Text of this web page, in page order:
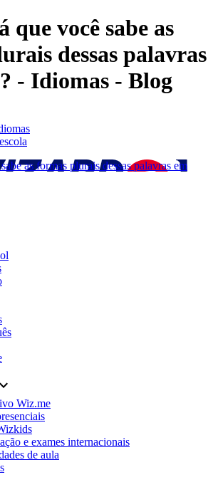
que você sabe as
dessas palavras
- Idiomas - Blog
as formas plurais dessas palavras em
keyboard_arrow_down
Wiz.me
e exames internacionais
de aula